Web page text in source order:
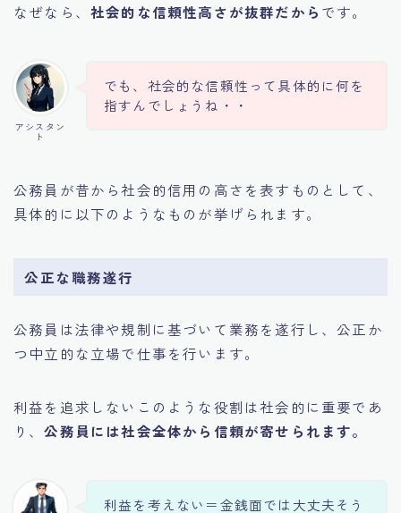
なぜなら、 社会的な信頼性高さが抜群だから です。
アシスタン
ト
でも、社会的な信頼性って具体的に何を
指すんでしょうね・・
公務員が昔から社会的信用の高さを表すものとして、
具体的に以下のようなものが挙げられます。
公正な職務遂行
公務員は法律や規制に基づいて業務を遂行し、公正か
つ中立的な立場で仕事を行います。
利益を追求しないこのような役割は社会的に重要であ
り、公務員には社会全体から信頼が寄せられます。
利益を考えない＝金銭面では大丈夫そう